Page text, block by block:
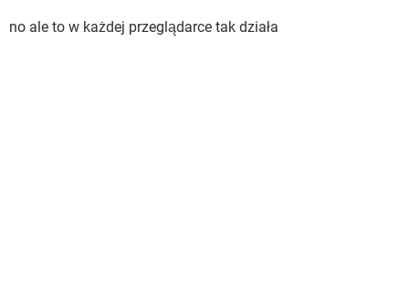
no ale to w każdej przeglądarce tak działa